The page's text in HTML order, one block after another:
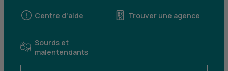
Centre d'aide Trouver une agence
Sourds et
malentendants